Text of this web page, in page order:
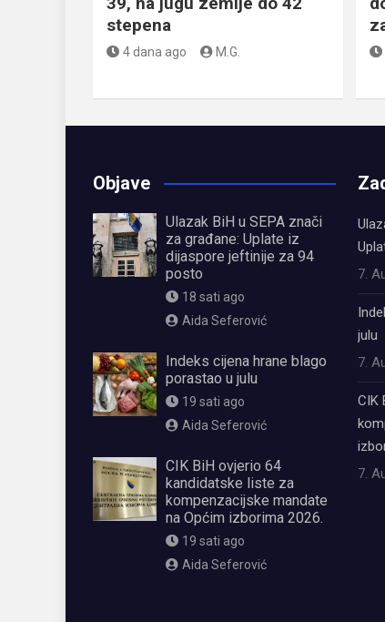
stepena
4 dana ago M.G.
Objave
Ulazak BiH u SEPA znači
za građane: Uplate iz
dijaspore jeftinije za 94
posto
18 sati ago
Aida Seferović
Indeks cijena hrane blago
porastao u julu
19 sati ago
Aida Seferović
CIK BiH ovjerio 64
kandidatske liste za
kompenzacijske mandate
na Općim izborima 2026.
19 sati ago
Aida Seferović
7.
julu
7.
CIK
7.